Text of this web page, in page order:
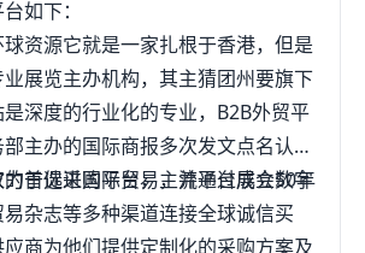
外配置外语售后人员等优势。目前而
速推广期，根据Starday跨境电商服务平
：每日新增用户数量平均在两万，平台
总额）增幅在23%左右。不仅为日本消费
体验，而且为全球创业者开辟全新的外
年的Starday，实属于跨境电商平台新
但却积极吸收老牌电商跨境平台的优
往所面临的问题上做出了调整与改革，
家提供优质服务的平台。对于卖家而
有着更多的机遇。第二，解决支付方
如下：
资源它就是一家扎根于香港，但是
展览主办机构，其主猜团州要旗下
深度的行业化的专业，B2B外贸平
主办的国际商报多次发文点名认可
首选采购平台，主流平台成立50年
于促进国际贸易，并通过展会数字
杂志等多种渠道连接全球诚信买
商为他们提供定制化的采购方案及